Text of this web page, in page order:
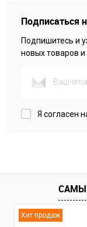
Подписаться
Подпишитесь и
новых товаров
Я согласен
Хит продаж